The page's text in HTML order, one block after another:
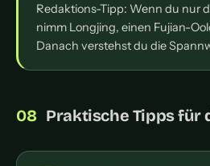
Redaktions-Tipp: Wenn du nur
nimm Longjing, einen Fujian-
Danach verstehst du die
Praktische Tipps für